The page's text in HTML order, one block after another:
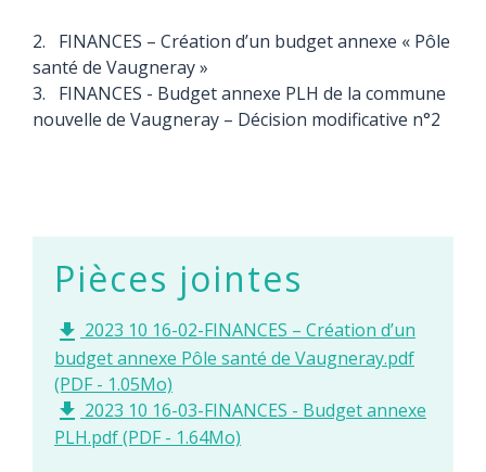
2. FINANCES – Création d’un budget annexe « Pôle
santé de Vaugneray »
3. FINANCES - Budget annexe PLH de la commune
nouvelle de Vaugneray – Décision modificative n°2
Pièces jointes
file_download 2023 10 16-02-FINANCES – Création d’un
budget annexe Pôle santé de Vaugneray.pdf
(PDF - 1.05Mo)
file_download 2023 10 16-03-FINANCES - Budget annexe
PLH.pdf (PDF - 1.64Mo)